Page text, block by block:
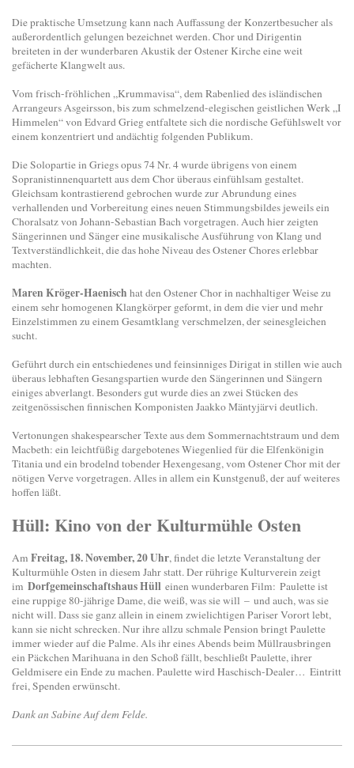
Die praktische Umsetzung kann nach Auffassung der Konzertbesucher als
außerordentlich gelungen bezeichnet werden. Chor und Dirigentin
breiteten in der wunderbaren Akustik der Ostener Kirche eine weit
gefächerte Klangwelt aus.
Vom frisch-fröhlichen „Krummavisa“, dem Rabenlied des isländischen
Arrangeurs Asgeirsson, bis zum schmelzend-elegischen geistlichen Werk „I
Himmelen“ von Edvard Grieg entfaltete sich die nordische Gefühlswelt vor
einem konzentriert und andächtig folgenden Publikum.
Die Solopartie in Griegs opus 74 Nr. 4 wurde übrigens von einem
Sopranistinnenquartett aus dem Chor überaus einfühlsam gestaltet.
Gleichsam kontrastierend gebrochen wurde zur Abrundung eines
verhallenden und Vorbereitung eines neuen Stimmungsbildes jeweils ein
Choralsatz von Johann-Sebastian Bach vorgetragen. Auch hier zeigten
Sängerinnen und Sänger eine musikalische Ausführung von Klang und
Textverständlichkeit, die das hohe Niveau des Ostener Chores erlebbar
machten.
Maren Kröger-Haenisch hat den Ostener Chor in nachhaltiger Weise zu
einem sehr homogenen Klangkörper geformt, in dem die vier und mehr
Einzelstimmen zu einem Gesamtklang verschmelzen, der seinesgleichen
sucht.
Geführt durch ein entschiedenes und feinsinniges Dirigat in stillen wie auch
überaus lebhaften Gesangspartien wurde den Sängerinnen und Sängern
einiges abverlangt. Besonders gut wurde dies an zwei Stücken des
zeitgenössischen finnischen Komponisten Jaakko Mäntyjärvi deutlich.
Vertonungen shakespearscher Texte aus dem Sommernachtstraum und dem
Macbeth: ein leichtfüßig dargebotenes Wiegenlied für die Elfenkönigin
Titania und ein brodelnd tobender Hexengesang, vom Ostener Chor mit der
nötigen Verve vorgetragen. Alles in allem ein Kunstgenuß, der auf weiteres
hoffen läßt.
Hüll: Kino von der Kulturmühle Osten
Am Freitag, 18. November, 20 Uhr, findet die letzte Veranstaltung der
Kulturmühle Osten in diesem Jahr statt. Der rührige Kulturverein zeigt
im Dorfgemeinschaftshaus Hüll einen wunderbaren Film: Paulette ist
eine ruppige 80-jährige Dame, die weiß, was sie will – und auch, was sie
nicht will. Dass sie ganz allein in einem zwielichtigen Pariser Vorort lebt,
kann sie nicht schrecken. Nur ihre allzu schmale Pension bringt Paulette
immer wieder auf die Palme. Als ihr eines Abends beim Müllrausbringen
ein Päckchen Marihuana in den Schoß fällt, beschließt Paulette, ihrer
Geldmisere ein Ende zu machen. Paulette wird Haschisch-Dealer… Eintritt
frei, Spenden erwünscht.
Dank an Sabine Auf dem Felde.